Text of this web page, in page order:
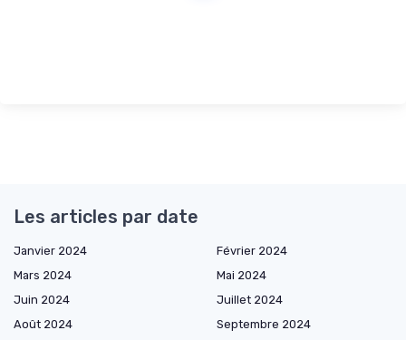
Les articles par date
Janvier 2024
Février 2024
Mars 2024
Mai 2024
Juin 2024
Juillet 2024
Août 2024
Septembre 2024